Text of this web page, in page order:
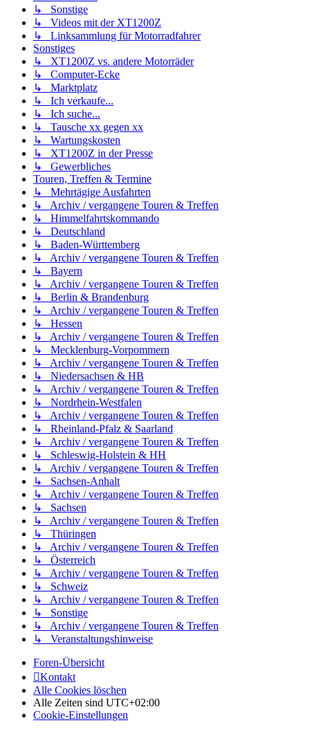
↳ Sonstige
↳ Videos mit der XT1200Z
↳ Linksammlung für Motorradfahrer
Sonstiges
↳ XT1200Z vs. andere Motorräder
↳ Computer-Ecke
↳ Marktplatz
↳ Ich verkaufe...
↳ Ich suche...
↳ Tausche xx gegen xx
↳ Wartungskosten
↳ XT1200Z in der Presse
↳ Gewerbliches
Touren, Treffen & Termine
↳ Mehrtägige Ausfahrten
↳ Archiv / vergangene Touren & Treffen
↳ Himmelfahrtskommando
↳ Deutschland
↳ Baden-Württemberg
↳ Archiv / vergangene Touren & Treffen
↳ Bayern
↳ Archiv / vergangene Touren & Treffen
↳ Berlin & Brandenburg
↳ Archiv / vergangene Touren & Treffen
↳ Hessen
↳ Archiv / vergangene Touren & Treffen
↳ Mecklenburg-Vorpommern
↳ Archiv / vergangene Touren & Treffen
↳ Niedersachsen & HB
↳ Archiv / vergangene Touren & Treffen
↳ Nordrhein-Westfalen
↳ Archiv / vergangene Touren & Treffen
↳ Rheinland-Pfalz & Saarland
↳ Archiv / vergangene Touren & Treffen
↳ Schleswig-Holstein & HH
↳ Archiv / vergangene Touren & Treffen
↳ Sachsen-Anhalt
↳ Archiv / vergangene Touren & Treffen
↳ Sachsen
↳ Archiv / vergangene Touren & Treffen
↳ Thüringen
↳ Archiv / vergangene Touren & Treffen
↳ Österreich
↳ Archiv / vergangene Touren & Treffen
↳ Schweiz
↳ Archiv / vergangene Touren & Treffen
↳ Sonstige
↳ Archiv / vergangene Touren & Treffen
↳ Veranstaltungshinweise
Foren-Übersicht
Kontakt
Alle Cookies löschen
Alle Zeiten sind UTC+02:00
Cookie-Einstellungen